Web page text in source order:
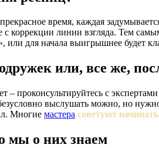
время, каждая
коррекции линии взгляда. Тем
для начала выигрышнее будет
или, все же,
– проконсультируйтесь с
выслушать можно, но
Многие мастера советуют
мы о них знаем